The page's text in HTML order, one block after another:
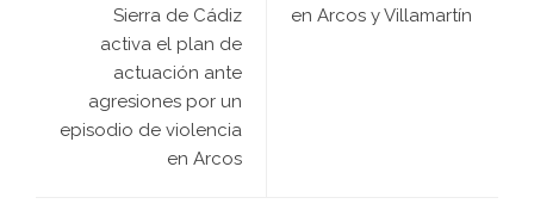
Sierra de Cádiz
activa el plan de
actuación ante
agresiones por un
episodio de violencia
en Arcos
en Arcos y Villamartín